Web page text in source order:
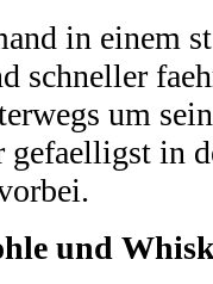
in einem
schneller
um
in
und